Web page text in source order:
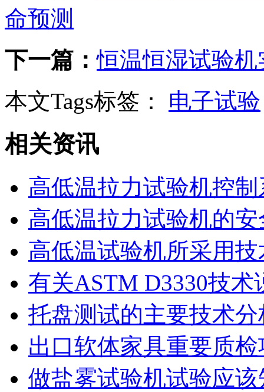
命预测
下一篇：恒温恒湿试验
本文Tags标签：
电子试验
相关资讯
高低温拉力试验机控
高低温拉力试验机的
高低温试验机所采用
有关ASTM D3330技
托盘测试的主要技术
出口软体家具重要质
做盐雾试验机试验应